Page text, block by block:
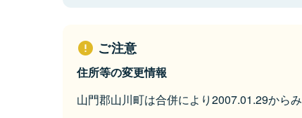
ご注意
住所等の変更情報
山門郡山川町は合併により2007.01.29から